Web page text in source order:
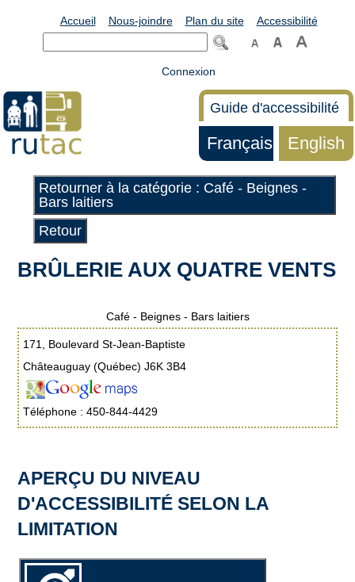
Accueil Nous-joindre Plan du site Accessibilité
Connexion
Guide d'accessibilité
Français English
Retourner à la catégorie : Café - Beignes -
Bars laitiers
Retour
BRÛLERIE AUX QUATRE VENTS
Café - Beignes - Bars laitiers
171, Boulevard St-Jean-Baptiste
Châteauguay (Québec) J6K 3B4
Téléphone : 450-844-4429
APERÇU DU NIVEAU
D'ACCESSIBILITÉ SELON LA
LIMITATION